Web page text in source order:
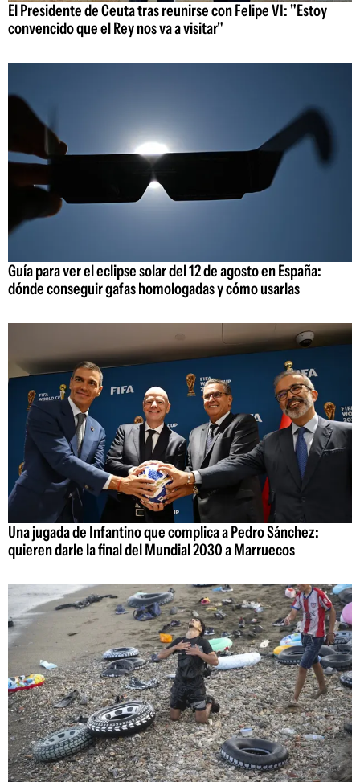
El Presidente de Ceuta tras reunirse con Felipe VI: "Estoy
convencido que el Rey nos va a visitar"
Guía para ver el eclipse solar del 12 de agosto en España:
dónde conseguir gafas homologadas y cómo usarlas
Una jugada de Infantino que complica a Pedro Sánchez:
quieren darle la final del Mundial 2030 a Marruecos